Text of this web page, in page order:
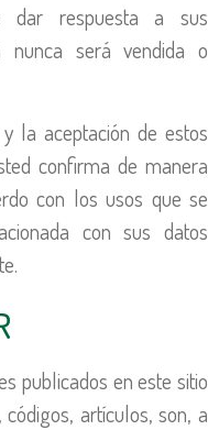
dar respuesta a sus
nunca será vendida o
la aceptación de estos
confirma de manera
con los usos que se
con sus datos
publicados en este sitio
artículos, son, a